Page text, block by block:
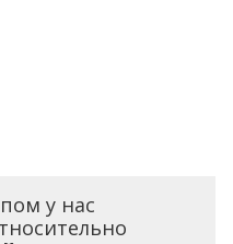
у нас